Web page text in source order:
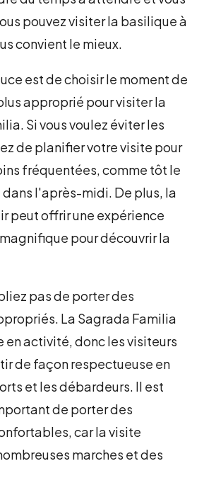
pouvez visiter la basilique à
convient le mieux.
est de choisir le moment de
approprié pour visiter la
Si vous voulez éviter les
de planifier votre visite pour
fréquentées, comme tôt le
l'après-midi. De plus, la
peut offrir une expérience
pour découvrir la
pas de porter des
La Sagrada Familia
en activité, donc les visiteurs
de façon respectueuse en
et les débardeurs. Il est
de porter des
car la visite
marches et des